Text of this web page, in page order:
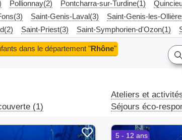
Pollionnay(2) Pontcharra-sur-Turdine(1)
Saint-Genis-Laval(3)
Saint-Genis-les-
Saint-Priest(3) Saint-Symphorien-d'Ozon(1)
Thurins(1) Toussieu(1) Vaugneray(2)
dans le département "Rhône"
Ateliers et
(1) Séjours éco-
5 - 12 ans